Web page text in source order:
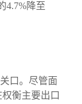
4.7%降至
口。尽管面
衡主要出口